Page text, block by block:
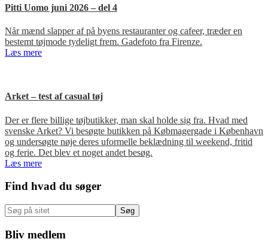
Pitti Uomo juni 2026 – del 4
Når mænd slapper af på byens restauranter og cafeer, træder en
bestemt tøjmode tydeligt frem. Gadefoto fra Firenze.
Læs mere
Arket – test af casual tøj
Der er flere billige tøjbutikker, man skal holde sig fra. Hvad med
svenske Arket? Vi besøgte butikken på Købmagergade i København
og undersøgte nøje deres uformelle beklædning til weekend, fritid
og ferie. Det blev et noget andet besøg.
Læs mere
Primær
Sidebar
Find hvad du søger
Søg
på
sitet
Bliv medlem